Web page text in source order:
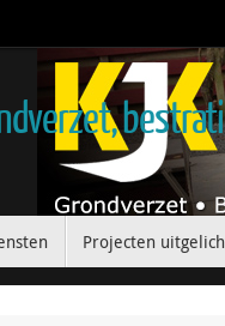
Projecten